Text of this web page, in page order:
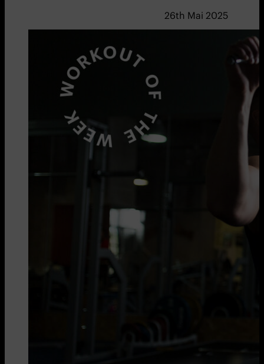
26th Mai 2025